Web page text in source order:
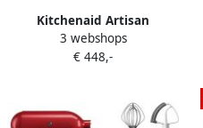
Kitchenaid Artisan
5KSM175PSEWH Wit |
Keukenrobots |
5KSM175PSEWH
3 webshops
€ 448,-